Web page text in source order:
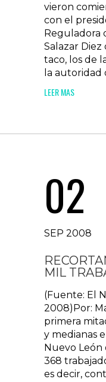
vieron
con el
Reguladora
Salazar
taco, los de
la autoridad
LEER MAS
02
SEP 2008
MIL
(Fuente: El
2008)Por:
primera
y medianas
Nuevo León
368
es decir,